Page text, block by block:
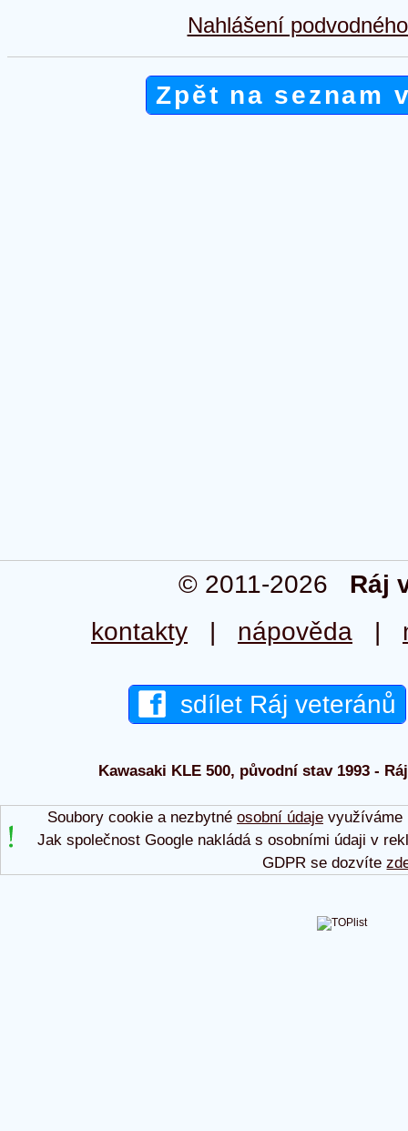
Nahlášení
Zpět na seznam
© 2011-2026 Ráj
kontakty | nápověda |
sdílet Ráj veteránů
Kawasaki KLE 500, původní stav 1993 -
Soubory cookie a nezbytné osobní údajevyužíváme
Jak společnost Google nakládá s osobními údaji v
GDPR se dozvíte